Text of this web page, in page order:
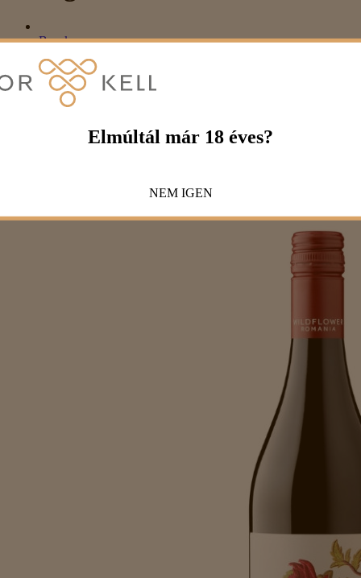
Borok
Szín
Vörös
Recas – Wildflower cabernet sauvignon 2023
Elmúltál már 18 éves?
NEM IGEN